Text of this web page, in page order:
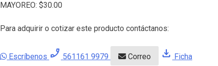
MAYOREO: $30.00
Para adquirir o cotizar este producto contáctanos:
Escríbenos phone_enabled 561161 9979 Correo download Ficha